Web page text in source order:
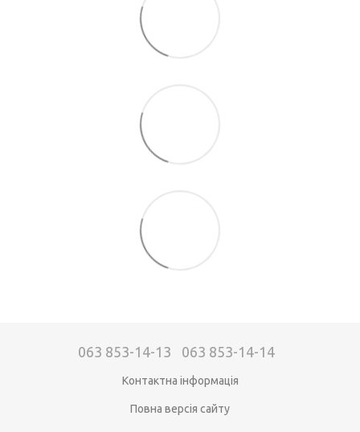
063 853-14-13 063 853-14-14
Контактна інформація
Повна версія сайту